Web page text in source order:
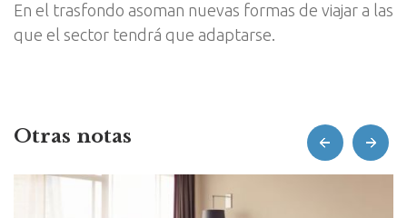
En el trasfondo asoman nuevas formas de viajar a las
que el sector tendrá que adaptarse.
Otras notas prev next